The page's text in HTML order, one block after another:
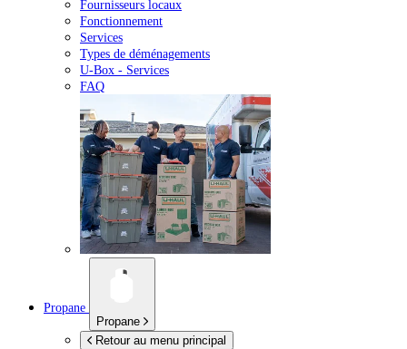
Fournisseurs locaux
Fonctionnement
Services
Types de déménagements
U-Box - Services
FAQ
Propane
Propane
Retour au menu principal